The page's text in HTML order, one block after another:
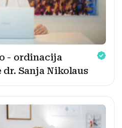
- ordinacija
Sanja Nikolaus